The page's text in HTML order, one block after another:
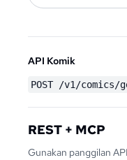
API Komik
POST /v1/comics/
REST + MCP
Gunakan panggilan